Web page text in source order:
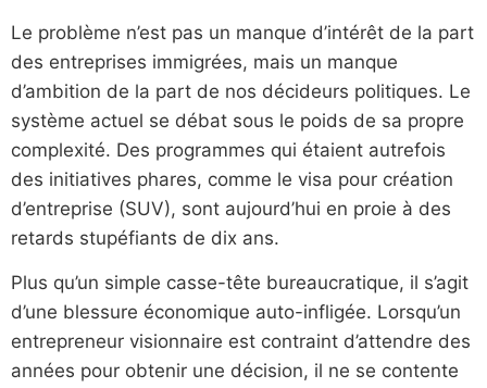
Le problème n’est pas un manque d’intérêt de la part
des entreprises immigrées, mais un manque
d’ambition de la part de nos décideurs politiques. Le
système actuel se débat sous le poids de sa propre
complexité. Des programmes qui étaient autrefois
des initiatives phares, comme le visa pour création
d’entreprise (SUV), sont aujourd’hui en proie à des
retards stupéfiants de dix ans.
Plus qu’un simple casse-tête bureaucratique, il s’agit
d’une blessure économique auto-infligée. Lorsqu’un
entrepreneur visionnaire est contraint d’attendre des
années pour obtenir une décision, il ne se contente